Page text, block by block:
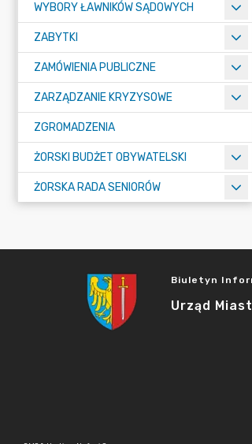
WYBORY ŁAWNIKÓW SĄDOWYCH
ZABYTKI
ZAMÓWIENIA PUBLICZNE
ZARZĄDZANIE KRYZYSOWE
ZGROMADZENIA
ŻORSKI BUDŻET OBYWATELSKI
ŻORSKA RADA SENIORÓW
Biuletyn
Urząd